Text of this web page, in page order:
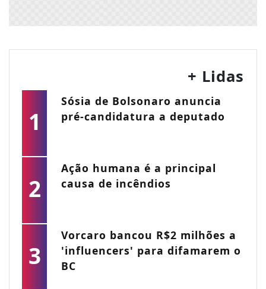
+ Lidas
1
Sósia de Bolsonaro anuncia
pré-candidatura a deputado
2
Ação humana é a principal
causa de incêndios
3
Vorcaro bancou R$2 milhões a
'influencers' para difamarem o
BC